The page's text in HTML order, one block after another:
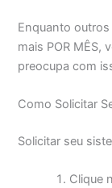
Enquanto
mais POR MÊS,
preocupa com
Como Solicitar
Solicitar seu
Clique